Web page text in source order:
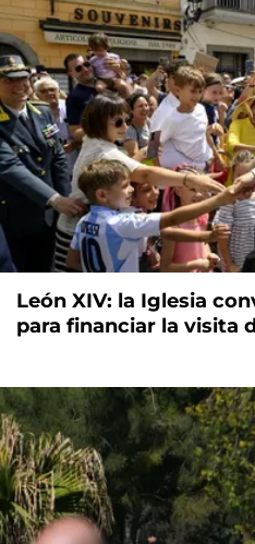
León XIV: la Iglesia
para financiar la visita